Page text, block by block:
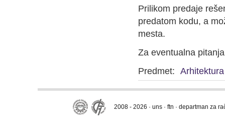
Prilikom predaje
predatom kodu, a
mesta.
Za eventualna
Predmet:
2008 - 2026 · uns · ftn · departman za